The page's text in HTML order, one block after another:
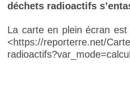
déchets radioactifs
La carte en plein écran
<https://reporterre.net/